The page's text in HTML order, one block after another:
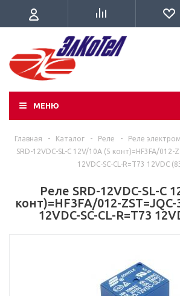
МЕНЮ
Главная - Каталог - Реле - Реле
SRD-12VDC-SL-C 12V/10A (5 конт)=HF3FA/012-
12VDC-SC-CL-R=T73 12VDC
Реле SRD-12VDC-SL-C
конт)=HF3FA/012-ZST=JQC-
12VDC-SC-CL-R=T73